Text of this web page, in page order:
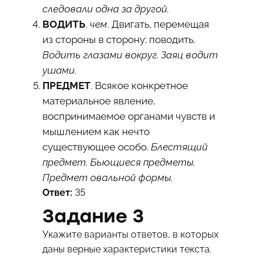
следовали одна за другой.
ВОДИТЬ. чем. Двигать, перемещая
из стороны в сторону; поводить.
Водить глазами вокруг. Заяц водит
ушами.
ПРЕДМЕТ. Всякое конкретное
материальное явление,
воспринимаемое органами чувств и
мышлением как нечто
существующее особо. Блестящий
предмет. Бьющиеся предметы.
Предмет овальной формы.
Ответ: 35
Задание 3
Укажите варианты ответов, в которых
даны верные характеристики текста.